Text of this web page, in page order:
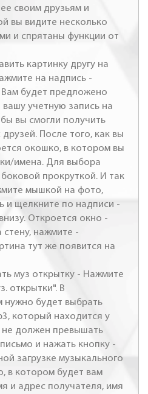
своим друзьям и
вы видите несколько
и спрятаны функции от
картинку другу на
на надпись -
Вам будет предложено
вашу учетную запись на
вы смогли получить
После того, как вы
окошко, в котором вы
имена. Для выбора
прокруткой. И так
мышкой на фото,
и щелкните по надписи -
Откроется окно -
нажмите -
тут же появится на
муз открытку - Нажмите
открытки". В
нужно будет выбрать
который находится у
не должен превышать
и нажать кнопку -
загрузке музыкального
в котором будет вам
и адрес получателя, имя